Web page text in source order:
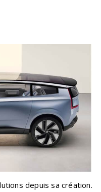
depuis sa création.